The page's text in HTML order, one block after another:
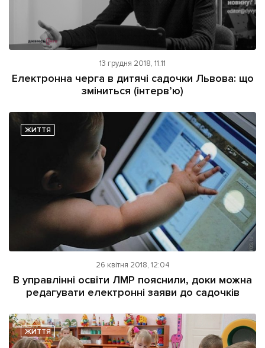
13 грудня 2018, 11:11
Електронна черга в дитячі садочки Львова: що
зміниться (інтерв’ю)
ЖИТТЯ
26 квітня 2018, 12:04
В управлінні освіти ЛМР пояснили, доки можна
редагувати електронні заяви до садочків
ЖИТТЯ